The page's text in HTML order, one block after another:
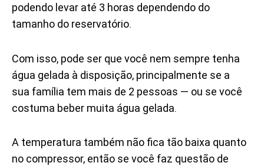
podendo levar até 3 horas dependendo do
tamanho do reservatório.
Com isso, pode ser que você nem sempre tenha
água gelada à disposição, principalmente se a
sua família tem mais de 2 pessoas — ou se você
costuma beber muita água gelada.
A temperatura também não fica tão baixa quanto
no compressor, então se você faz questão de